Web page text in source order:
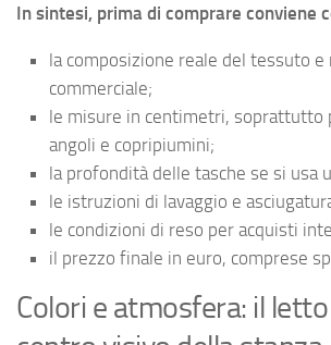
In sintesi, prima di comprare conviene
la composizione reale del tessuto e
commerciale;
le misure in centimetri, soprattutto
angoli e copripiumini;
la profondità delle tasche se si usa
le istruzioni di lavaggio e
le condizioni di reso per acquisti
il prezzo finale in euro, comprese
Colori e atmosfera: il